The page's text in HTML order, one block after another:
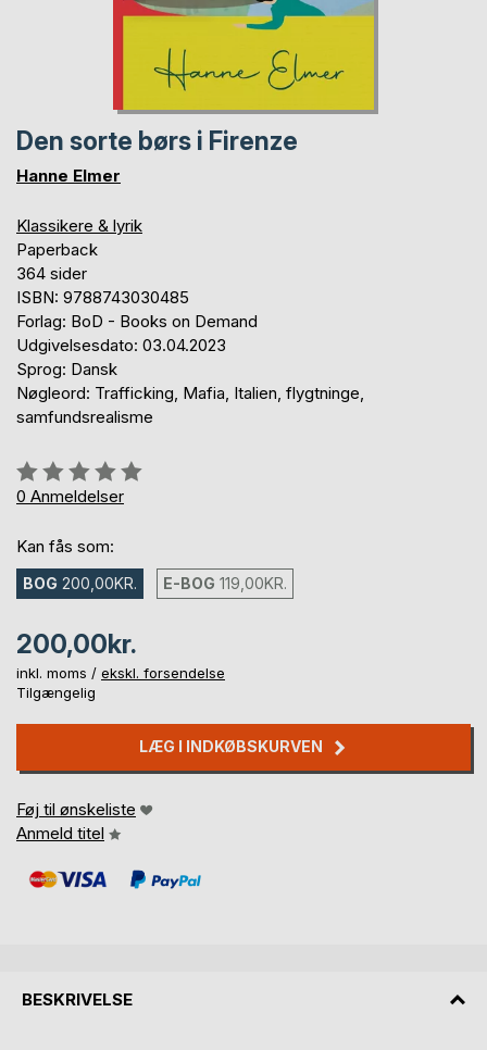
Den sorte børs i Firenze
Hanne Elmer
Klassikere & lyrik
Paperback
364 sider
ISBN: 9788743030485
Forlag: BoD - Books on Demand
Udgivelsesdato: 03.04.2023
Sprog: Dansk
Nøgleord: Trafficking, Mafia, Italien, flygtninge,
samfundsrealisme
Anmeldelse::
0%
0 Anmeldelser
Kan fås som:
BOG 200,00KR. E-BOG 119,00KR.
200,00kr.
inkl. moms / ekskl. forsendelse
Tilgængelig
LÆG I INDKØBSKURVEN
Føj til ønskeliste
Anmeld titel
BESKRIVELSE